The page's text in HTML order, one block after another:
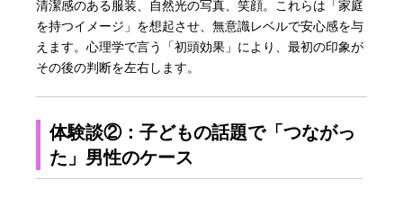
清潔感のある服装、自然光の写真、笑顔。これらは「家庭
を持つイメージ」を想起させ、無意識レベルで安心感を与
えます。心理学で言う「初頭効果」により、最初の印象が
その後の判断を左右します。
体験談②：子どもの話題で「つながっ
た」男性のケース